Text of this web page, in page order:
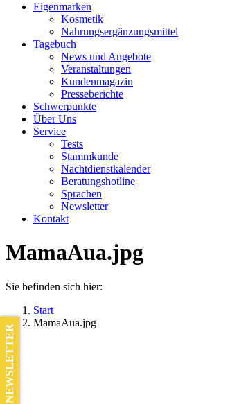
Eigenmarken
Kosmetik
Nahrungsergänzungsmittel
Tagebuch
News und Angebote
Veranstaltungen
Kundenmagazin
Presseberichte
Schwerpunkte
Über Uns
Service
Tests
Stammkunde
Nachtdienstkalender
Beratungshotline
Sprachen
Newsletter
Kontakt
MamaAua.jpg
Sie befinden sich hier:
Start
MamaAua.jpg
NEWSLETTER